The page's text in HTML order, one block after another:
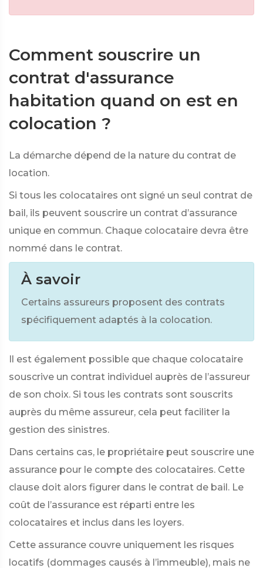
Comment souscrire un
contrat d'assurance
habitation quand on est en
colocation ?
La démarche dépend de la nature du contrat de
location.
Si tous les colocataires ont signé un seul contrat de
bail, ils peuvent souscrire un contrat d’assurance
unique en commun. Chaque colocataire devra être
nommé dans le contrat.
À savoir
Certains assureurs proposent des contrats
spécifiquement adaptés à la colocation.
Il est également possible que chaque colocataire
souscrive un contrat individuel auprès de l’assureur
de son choix. Si tous les contrats sont souscrits
auprès du même assureur, cela peut faciliter la
gestion des sinistres.
Dans certains cas, le propriétaire peut souscrire une
assurance pour le compte des colocataires. Cette
clause doit alors figurer dans le contrat de bail. Le
coût de l’assurance est réparti entre les
colocataires et inclus dans les loyers.
Cette assurance couvre uniquement les risques
locatifs (dommages causés à l’immeuble), mais ne